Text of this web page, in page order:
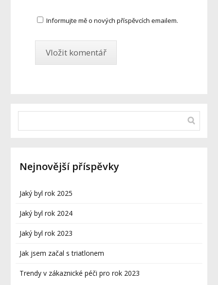
Informujte mě o nových příspěvcích emailem.
Nejnovější příspěvky
Jaký byl rok 2025
Jaký byl rok 2024
Jaký byl rok 2023
Jak jsem začal s triatlonem
Trendy v zákaznické péči pro rok 2023